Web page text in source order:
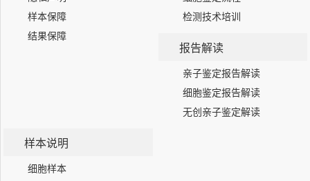
样本保障
结果保障
检测技术培训
报告解读
亲子鉴定报告解读
细胞鉴定报告解读
无创亲子鉴定解读
样本说明
细胞样本